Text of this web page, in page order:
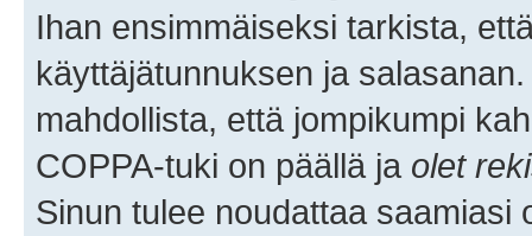
Ihan ensimmäiseksi tarkista,
käyttäjätunnuksen ja
mahdollista, että jompikumpi
COPPA-tuki on päällä ja olet
Sinun tulee noudattaa saamiasi